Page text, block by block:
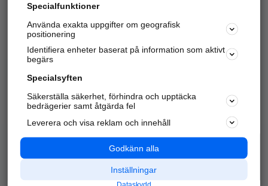
Kom igång och annonsera mot
samarbetspartners nära dig.
Alla kategorier
Populära sökningar
API & Kartor
Annonsera
Integritet
Nödnummer
Specialfunktioner
Använda exakta uppgifter om geografisk
positionering
Identifiera enheter baserat på information som aktivt
begärs
Specialsyften
Säkerställa säkerhet, förhindra och upptäcka
bedrägerier samt åtgärda fel
Leverera och visa reklam och innehåll
Godkänn alla
Inställningar
Dataskydd